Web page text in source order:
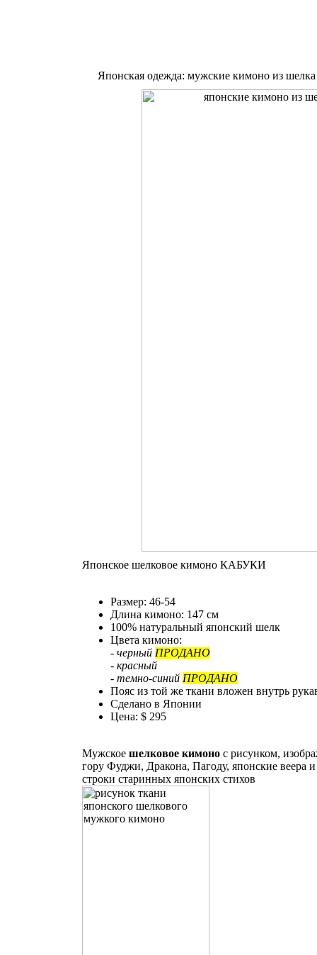
Японская одежда: мужские кимоно из шелка
Японское шелковое кимоно КАБУКИ
Размер: 46-54
Длина кимоно: 147 см
100% натуральный японский шелк
Цвета кимоно:
- черный ПРОДАНО
- красный
- темно-синий ПРОДАНО
Пояс из той же ткани вложен внутрь
Сделано в Японии
Цена: $ 295
Мужское шелковое кимонос рисунком,
гору Фуджи, Дракона, Пагоду, японские веера и
строки старинных японских стихов